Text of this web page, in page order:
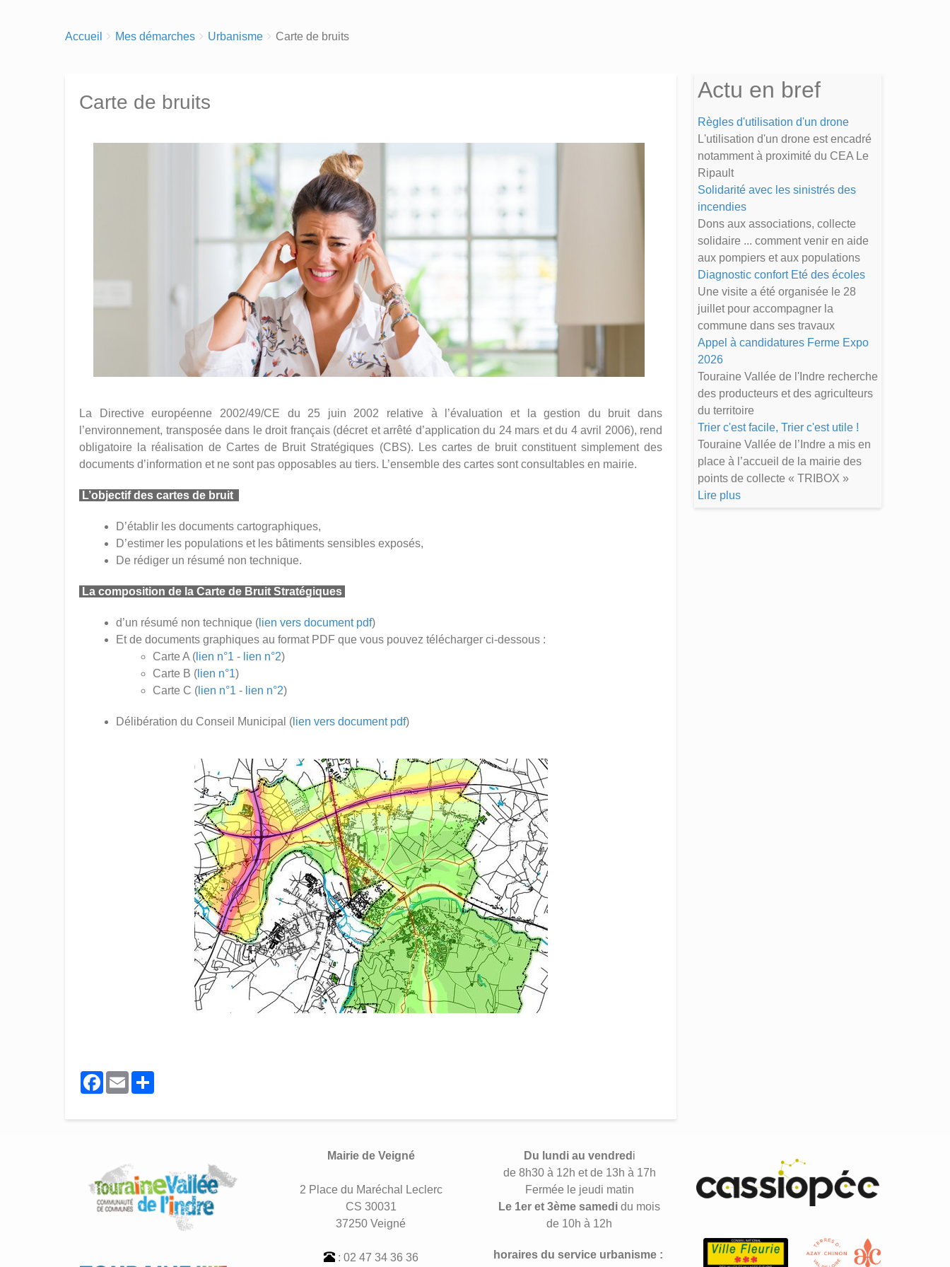
Breadcrumbs
You
Accueil Mes démarches Urbanisme Carte de bruits
Carte de bruits
La Directive européenne 2002/49/CE du 25 juin 2002 relative à l’évaluation et la gestion du bruit dans
l’environnement, transposée dans le droit français (décret et arrêté d’application du 24 mars et du 4 avril 2006), rend
obligatoire la réalisation de Cartes de Bruit Stratégiques (CBS). Les cartes de bruit constituent simplement des
documents d’information et ne sont pas opposables au tiers. L’ensemble des cartes sont consultables en mairie.
L’objectif des cartes de bruit
D’établir les documents cartographiques,
D’estimer les populations et les bâtiments sensibles exposés,
De rédiger un résumé non technique.
La composition de la Carte de Bruit Stratégiques
d’un résumé non technique ( lien vers document pdf)
Et de documents graphiques au format PDF que vous pouvez télécharger ci-dessous :
Carte A ( lien n°1 - lien n°2)
Carte B ( lien n°1)
Carte C ( lien n°1 - lien n°2)
Délibération du Conseil Municipal ( lien vers document pdf)
Facebook
Email
Actu en bref
Règles d'utilisation d'un drone
L'utilisation d'un drone est encadré
notamment à proximité du CEA Le
Ripault
Solidarité avec les sinistrés des
incendies
Dons aux associations, collecte
solidaire ... comment venir en aide
aux pompiers et aux populations
Diagnostic confort Eté des écoles
Une visite a été organisée le 28
juillet pour accompagner la
commune dans ses travaux
Appel à candidatures Ferme Expo
2026
Touraine Vallée de l'Indre recherche
des producteurs et des agriculteurs
du territoire
Trier c'est facile, Trier c'est utile !
Touraine Vallée de l’Indre a mis en
place à l’accueil de la mairie des
points de collecte « TRIBOX »
Lire plus
Mairie de Veigné
2 Place du Maréchal Leclerc
CS 30031
37250 Veigné
: 02 47 34 36 36
Du lundi au vendred i
de 8h30 à 12h et de 13h à 17h
Fermée le jeudi matin
Le 1er et 3ème samedi du mois
de 10h à 12h
horaires du service urbanisme :